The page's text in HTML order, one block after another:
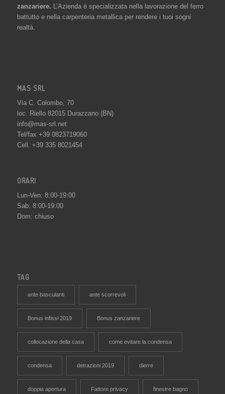
zanzariere. L’Azienda è specializzata nella lavorazione del ferro
battutto e nella carpenteria metallica per rendere i tuoi sogni
realtà.
MAS SRL
Via C. Colombo, 70
loc. Riello 82015 Durazzano (BN)
info@mas-srl.net
Tel/fax +39 0823719060
Cell. +39 335 8021454
ORARI
Lun-Ven: 8:00-19:00
Sab: 8:00-19:00
Dom: chiuso
TAG
ante basculanti ante scorrevoli
Bonus infissi 2019 Bonus zanzariere
collocazione della casa come evitare la condensa
condensa detrazioni 2019 dierre
doppia apertura Fattore privacy finestre bagno